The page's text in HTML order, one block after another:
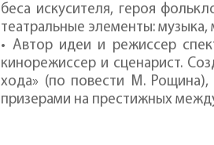
беса искусителя, героя
театральные элементы: музыка,
• Автор идеи и режиссер
кинорежиссер и сценарист.
хода» (по повести М. Рощина),
призерами на престижных